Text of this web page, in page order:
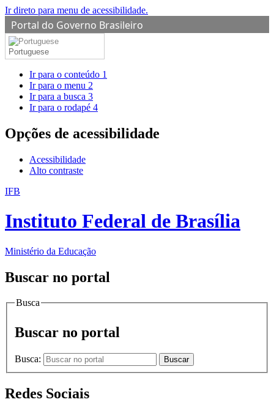
Ir direto para menu de acessibilidade.
Portal do Governo Brasileiro
Portuguese
Ir para o conteúdo 1
Ir para o menu 2
Ir para a busca 3
Ir para o rodapé 4
Opções de acessibilidade
Acessibilidade
Alto contraste
IFB
Instituto Federal de Brasília
Ministério da Educação
Buscar no portal
Busca
Buscar no portal
Busca: Buscar
Redes Sociais